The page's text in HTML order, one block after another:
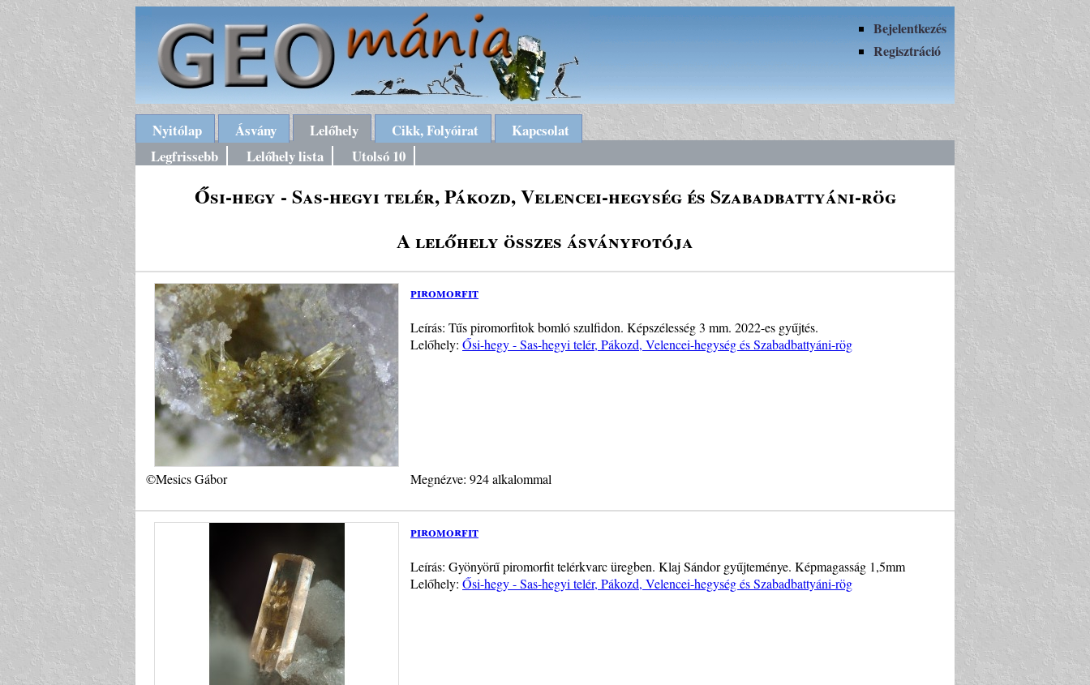
Bejelentkezés
Regisztráció
Nyitólap Ásvány Lelőhely Cikk, Folyóirat
Kapcsolat
Legfrissebb
Lelőhely lista Utolsó 10
Ősi-hegy - Sas-hegyi telér, Pákozd, Velencei-hegység és Szabadbattyáni-rög
A lelőhely összes ásványfotója
piromorfit
Leírás: Tűs piromorfitok bomló szulfidon. Képszélesség 3 mm. 2022-es gyűjtés.
Lelőhely: Ősi-hegy - Sas-hegyi telér, Pákozd, Velencei-hegység és Szabadbattyáni-rög
©Mesics Gábor Megnézve: 924 alkalommal
piromorfit
Leírás: Gyönyörű piromorfit telérkvarc üregben. Klaj Sándor gyűjteménye. Képmagasság 1,5mm
Lelőhely: Ősi-hegy - Sas-hegyi telér, Pákozd, Velencei-hegység és Szabadbattyáni-rög